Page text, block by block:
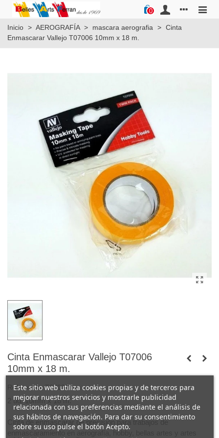
0
Inicio > AEROGRAFÍA > mascara aerografia > Cinta
Enmascarar Vallejo T07006 10mm x 18 m.
Cinta Enmascarar Vallejo T07006
10mm x 18 m.
Referencia: T07006
2 ud. 10mm x 18 m.
Cinta de enmascarar de precisión para trabajos de
enmascaramiento en aerografía, hobby, bellas artes y artes
Este sitio web utiliza cookies propias y de terceros para
mejorar nuestros servicios y mostrarle publicidad
relacionada con sus preferencias mediante el análisis de
sus hábitos de navegación. Para dar su consentimiento
sobre su uso pulse el botón Acepto.